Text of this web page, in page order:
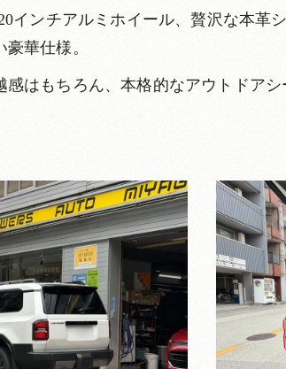
インチアルミホイール、贅沢な本革
華仕様。
感はもちろん、本格的なアウトドア